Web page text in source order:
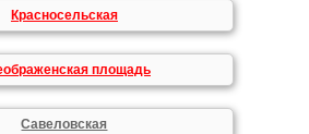
Красносельская
площадь
Савеловская